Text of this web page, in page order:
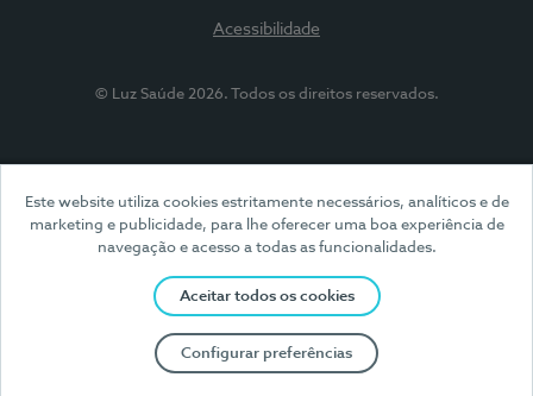
Este website utiliza cookies estritamente necessários, analíticos e de
marketing e publicidade, para lhe oferecer uma boa experiência de
navegação e acesso a todas as funcionalidades.
Aceitar todos os cookies
Configurar preferências
Acessibilidade
© Luz Saúde 2026. Todos os direitos reservados.